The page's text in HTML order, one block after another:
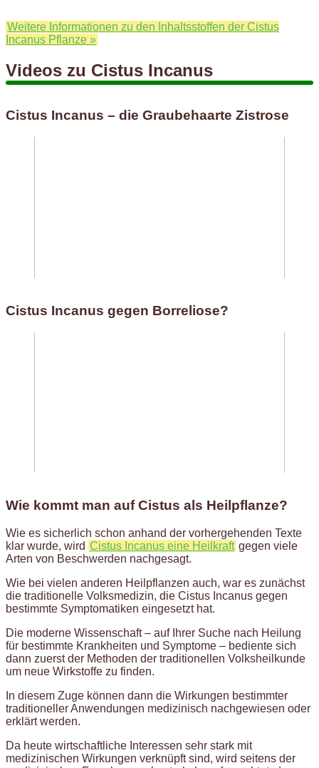
Weitere Informationen zu den Inhaltsstoffen der Cistus
Incanus Pflanze »
Videos zu Cistus Incanus
Cistus Incanus – die Graubehaarte Zistrose
Cistus Incanus gegen Borreliose?
Wie kommt man auf Cistus als Heilpflanze?
Wie es sicherlich schon anhand der vorhergehenden Texte
klar wurde, wird Cistus Incanus eine Heilkraft gegen viele
Arten von Beschwerden nachgesagt.
Wie bei vielen anderen Heilpflanzen auch, war es zunächst
die traditionelle Volksmedizin, die Cistus Incanus gegen
bestimmte Symptomatiken eingesetzt hat.
Die moderne Wissenschaft – auf Ihrer Suche nach Heilung
für bestimmte Krankheiten und Symptome – bediente sich
dann zuerst der Methoden der traditionellen Volksheilkunde
um neue Wirkstoffe zu finden.
In diesem Zuge können dann die Wirkungen bestimmter
traditioneller Anwendungen medizinisch nachgewiesen oder
erklärt werden.
Da heute wirtschaftliche Interessen sehr stark mit
medizinischen Wirkungen verknüpft sind, wird seitens der